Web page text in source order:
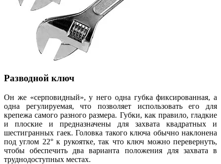
Разводной ключ
Он же «серповидный», у него одна губка фиксированная, а
одна регулируемая, что позволяет использовать его для
крепежа самого разного размера. Губки, как правило, гладкие
и плоские и предназначены для захвата квадратных и
шестигранных гаек. Головка такого ключа обычно наклонена
под углом 22° к рукоятке, так что ключ можно перевернуть,
чтобы обеспечить два варианта положения для захвата в
труднодоступных местах.